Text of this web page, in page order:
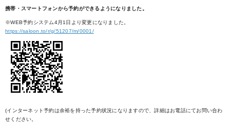
携帯・スマートフォンから予約ができるようになりました。
※WEB予約システム4月1日より変更になりました。
https://saloon.to/r/g/51207/m/0001/
(インターネット予約は余裕を持った予約状況になりますので、詳細はお電話にてお問い合わ
せください。